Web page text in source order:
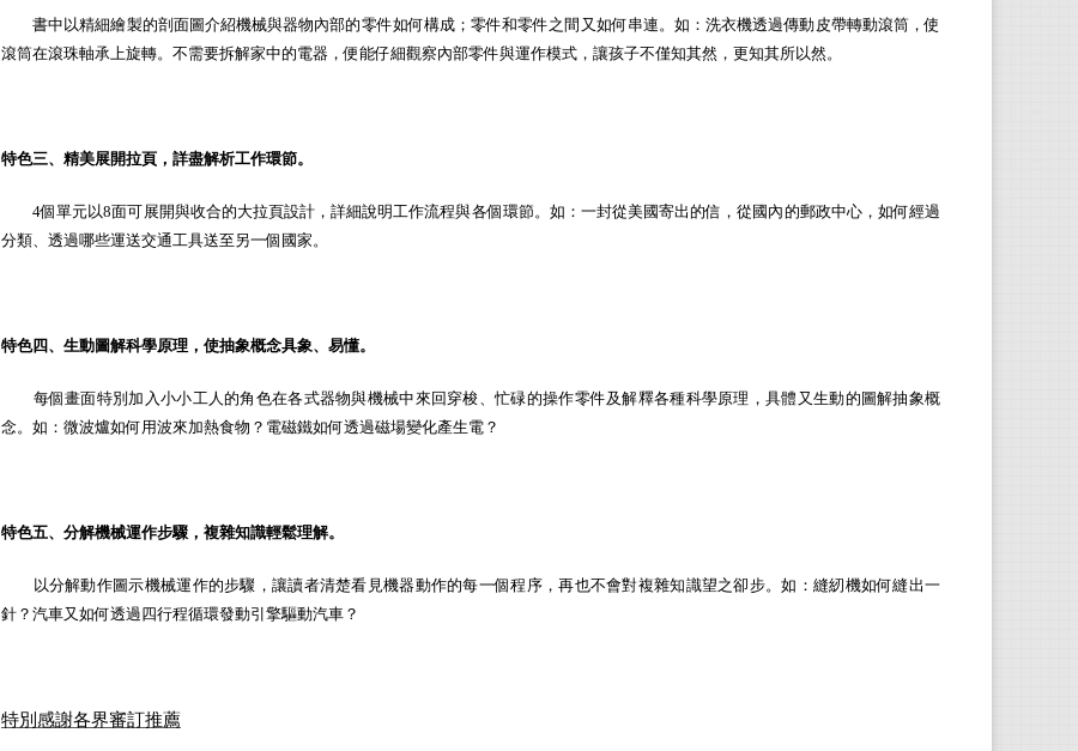
書中以精細繪製的剖面圖介紹機械與器物內部的零件如何構成；零件和零件之間又如何串連。如：洗衣機透過傳動皮帶轉動滾筒，使
滾筒在滾珠軸承上旋轉。不需要拆解家中的電器，便能仔細觀察內部零件與運作模式，讓孩子不僅知其然，更知其所以然。
特色三、精美展開拉頁，詳盡解析工作環節。
4個單元以8面可展開與收合的大拉頁設計，詳細說明工作流程與各個環節。如：一封從美國寄出的信，從國內的郵政中心，如何經過
分類、透過哪些運送交通工具送至另一個國家。
特色四、生動圖解科學原理，使抽象概念具象、易懂。
每個畫面特別加入小小工人的角色在各式器物與機械中來回穿梭、忙碌的操作零件及解釋各種科學原理，具體又生動的圖解抽象概
念。如：微波爐如何用波來加熱食物？電磁鐵如何透過磁場變化產生電？
特色五、分解機械運作步驟，複雜知識輕鬆理解。
以分解動作圖示機械運作的步驟，讓讀者清楚看見機器動作的每一個程序，再也不會對複雜知識望之卻步。如：縫紉機如何縫出一
針？汽車又如何透過四行程循環發動引擎驅動汽車？
特別感謝各界審訂推薦